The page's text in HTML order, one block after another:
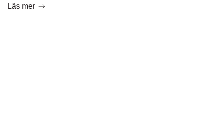
Läs mer